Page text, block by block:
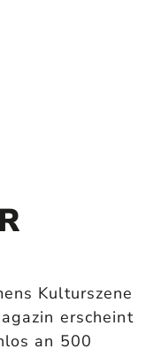
Kulturszene
erscheint
an 500